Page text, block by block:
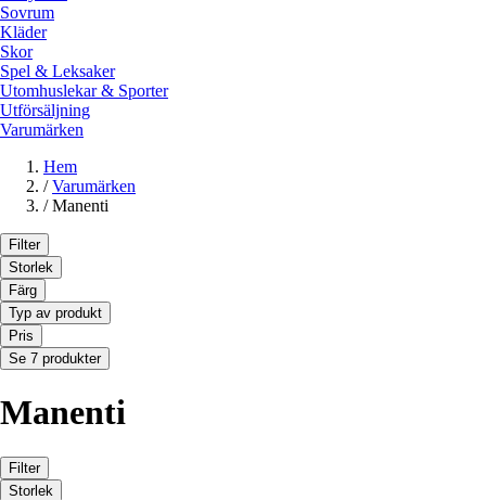
Sovrum
Kläder
Skor
Spel & Leksaker
Utomhuslekar & Sporter
Utförsäljning
Varumärken
Hem
/ Varumärken
/ Manenti
Filter
Storlek
Färg
Typ av produkt
Pris
Se 7 produkter
Manenti
Filter
Storlek